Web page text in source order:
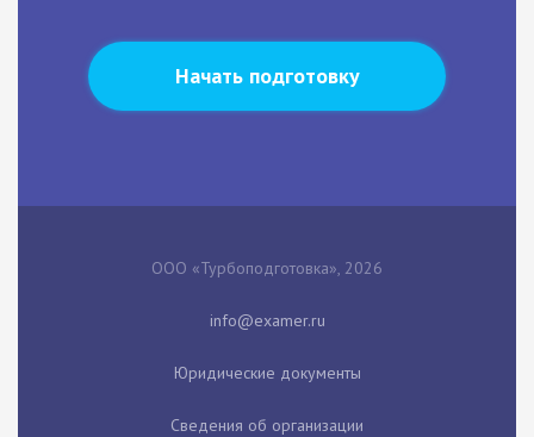
Начать подготовку
ООО «Турбоподготовка», 2026
Юридические документы
Сведения об организации